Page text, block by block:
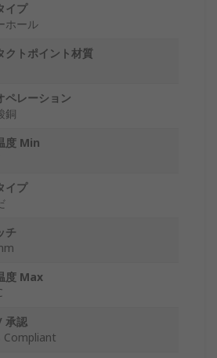
イプ
ホール
クトポイント材質
ペレーション
銅
度 Min
イプ
チ
度 Max
承認
Compliant